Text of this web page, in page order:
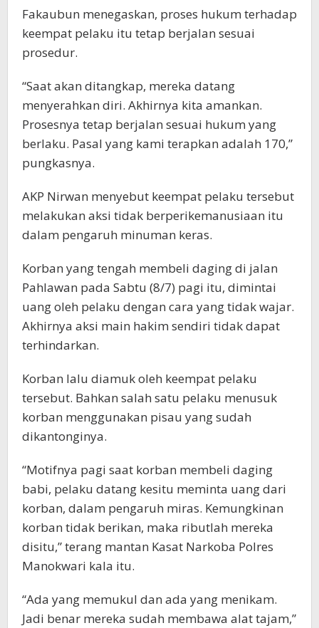
Fakaubun menegaskan, proses hukum terhadap
keempat pelaku itu tetap berjalan sesuai
prosedur.
“Saat akan ditangkap, mereka datang
menyerahkan diri. Akhirnya kita amankan.
Prosesnya tetap berjalan sesuai hukum yang
berlaku. Pasal yang kami terapkan adalah 170,”
pungkasnya.
AKP Nirwan menyebut keempat pelaku tersebut
melakukan aksi tidak berperikemanusiaan itu
dalam pengaruh minuman keras.
Korban yang tengah membeli daging di jalan
Pahlawan pada Sabtu (8/7) pagi itu, dimintai
uang oleh pelaku dengan cara yang tidak wajar.
Akhirnya aksi main hakim sendiri tidak dapat
terhindarkan.
Korban lalu diamuk oleh keempat pelaku
tersebut. Bahkan salah satu pelaku menusuk
korban menggunakan pisau yang sudah
dikantonginya.
“Motifnya pagi saat korban membeli daging
babi, pelaku datang kesitu meminta uang dari
korban, dalam pengaruh miras. Kemungkinan
korban tidak berikan, maka ributlah mereka
disitu,” terang mantan Kasat Narkoba Polres
Manokwari kala itu.
“Ada yang memukul dan ada yang menikam.
Jadi benar mereka sudah membawa alat tajam,”